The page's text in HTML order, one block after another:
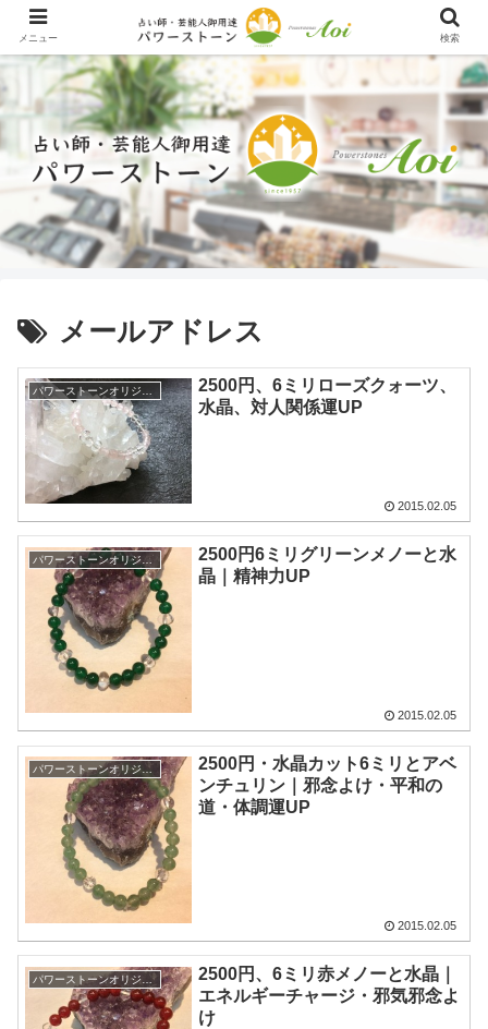
メールアドレス
パワーストーンオリジナル
2500円、6ミリローズクォーツ、
水晶、対人関係運UP
2015.02.05
パワーストーンオリジナル
2500円6ミリグリーンメノーと水
晶｜精神力UP
2015.02.05
パワーストーンオリジナル
2500円・水晶カット6ミリとアベ
ンチュリン｜邪念よけ・平和の
道・体調運UP
2015.02.05
パワーストーンオリジナル
2500円、6ミリ赤メノーと水晶｜
エネルギーチャージ・邪気邪念よ
け
メニュー 検索